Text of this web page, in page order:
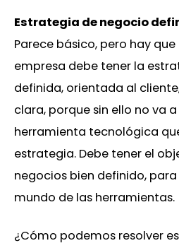
Estrategia de negocio
Parece básico, pero hay
empresa debe tener la
definida, orientada al
clara, porque sin ello no va
herramienta tecnológica
estrategia. Debe tener el
negocios bien definido,
mundo de las herramientas.
¿Cómo podemos resolver